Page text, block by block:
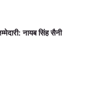
नायब सिंह सैनी